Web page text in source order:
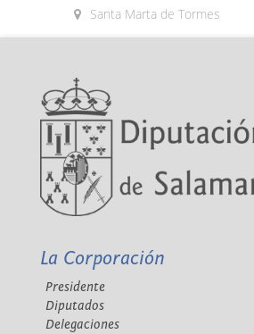
Santa Marta de Tormes
La Corporación
Presidente
Diputados
Delegaciones